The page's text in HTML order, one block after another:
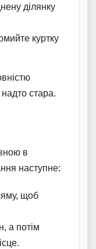
ділянку
куртку
стара.
в
наступне:
щоб
а потім